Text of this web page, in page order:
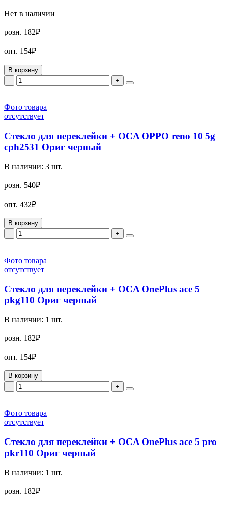
Нет в наличии
розн. 182₽
опт. 154₽
В корзину
-
+
Фото товара
отсутствует
Стекло для переклейки + OCA OPPO reno 10 5g
cph2531 Ориг черный
В наличии: 3 шт.
розн. 540₽
опт. 432₽
В корзину
-
+
Фото товара
отсутствует
Стекло для переклейки + OCA OnePlus ace 5
pkg110 Ориг черный
В наличии: 1 шт.
розн. 182₽
опт. 154₽
В корзину
-
+
Фото товара
отсутствует
Стекло для переклейки + OCA OnePlus ace 5 pro
pkr110 Ориг черный
В наличии: 1 шт.
розн. 182₽